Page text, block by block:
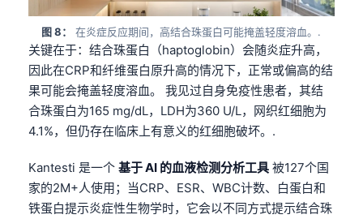
图 8： 在炎症反应期间，高结合珠蛋白可能掩盖轻度溶血。.
关键在于：结合珠蛋白（haptoglobin）会随炎症升高，
因此在CRP和纤维蛋白原升高的情况下，正常或偏高的结
果可能会掩盖轻度溶血。 我见过自身免疫性患者，其结
合珠蛋白为165 mg/dL，LDH为360 U/L，网织红细胞为
4.1%，但仍存在临床上有意义的红细胞破坏。.
Kantesti 是一个 基于 AI 的血液检测分析工具 被127个国
家的2M+人使用；当CRP、ESR、WBC计数、白蛋白和
铁蛋白提示炎症性生物学时，它会以不同方式提示结合珠
Монгол
ພາສາລາວ
Cebuano
ئۇيغۇرچە
Кыргызча
Татар теле
Беларуская мова